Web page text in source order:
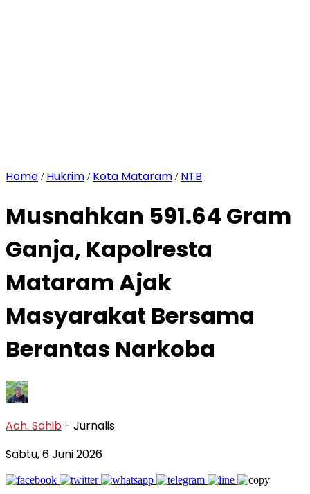
Home / Hukrim / Kota Mataram / NTB
Musnahkan 591.64 Gram
Ganja, Kapolresta
Mataram Ajak
Masyarakat Bersama
Berantas Narkoba
Ach. Sahib - Jurnalis
Sabtu, 6 Juni 2026